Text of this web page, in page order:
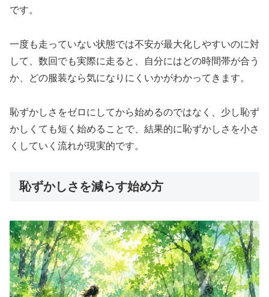
です。
一度も走っていない状態では不安が最大化しやすいのに対
して、数回でも実際に走ると、自分にはどの時間帯が合う
か、どの服装なら気になりにくいかがわかってきます。
恥ずかしさをゼロにしてから始めるのではなく、少し恥ず
かしくても短く始めることで、結果的に恥ずかしさを小さ
くしていく流れが現実的です。
恥ずかしさを減らす始め方